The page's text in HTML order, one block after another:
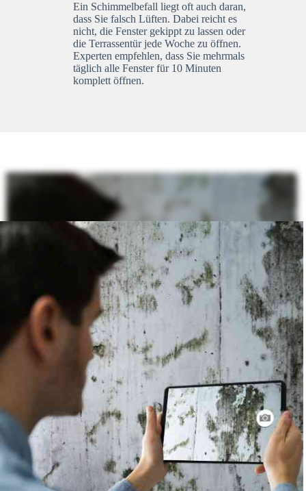
Ein Schimmelbefall liegt oft auch daran,
dass Sie falsch Lüften. Dabei reicht es
nicht, die Fenster gekippt zu lassen oder
die Terrassentür jede Woche zu öffnen.
Experten empfehlen, dass Sie mehrmals
täglich alle Fenster für 10 Minuten
komplett öffnen.